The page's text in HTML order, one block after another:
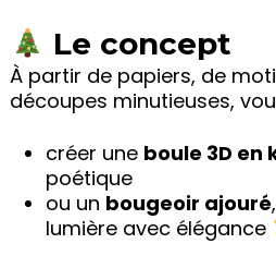
Le concept
À partir de papiers, de
découpes minutieuses,
créer une boule 3D en
poétique
ou un bougeoir ajouré
lumière avec élégance